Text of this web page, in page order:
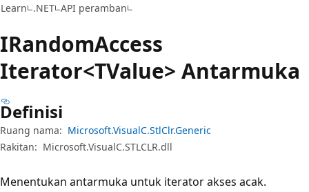
Learn .NET API peramban
IRandomAccess
Iterator<TValue> Antarmuka
Definisi
Ruang nama: Microsoft.VisualC.StlClr.Generic
Rakitan: Microsoft.VisualC.STLCLR.dll
Menentukan antarmuka untuk iterator akses acak.